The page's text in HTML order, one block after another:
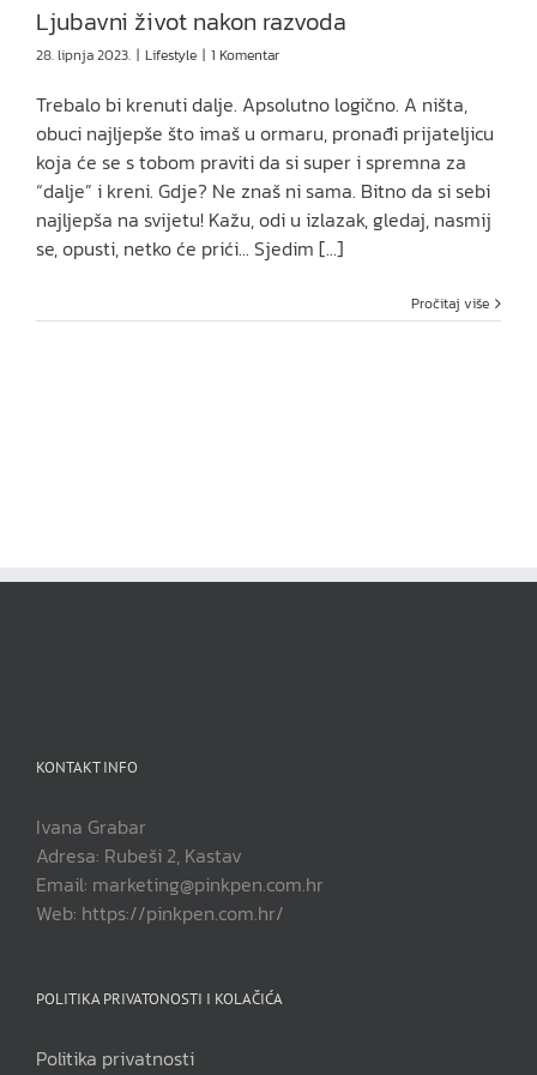
Ljubavni život nakon razvoda
28. lipnja 2023. | Lifestyle | 1 Komentar
Trebalo bi krenuti dalje. Apsolutno logično. A ništa,
obuci najljepše što imaš u ormaru, pronađi prijateljicu
koja će se s tobom praviti da si super i spremna za
“dalje” i kreni. Gdje? Ne znaš ni sama. Bitno da si sebi
najljepša na svijetu! Kažu, odi u izlazak, gledaj, nasmij
se, opusti, netko će prići... Sjedim [...]
Pročitaj više
KONTAKT INFO
Ivana Grabar
Adresa: Rubeši 2, Kastav
Email: marketing@pinkpen.com.hr
Web: https://pinkpen.com.hr/
POLITIKA PRIVATONOSTI I KOLAČIĆA
Politika privatnosti